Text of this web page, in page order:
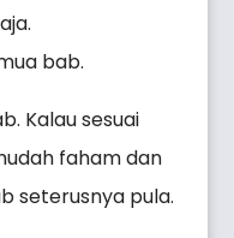
bab.
Kalau sesuai
faham dan
seterusnya pula.